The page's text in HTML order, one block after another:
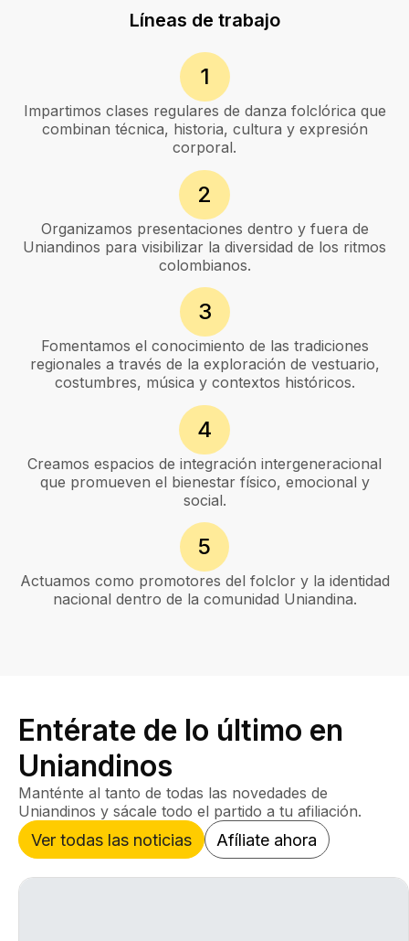
Líneas de trabajo
1
Impartimos clases regulares de danza folclórica que
combinan técnica, historia, cultura y expresión
corporal.
2
Organizamos presentaciones dentro y fuera de
Uniandinos para visibilizar la diversidad de los ritmos
colombianos.
3
Fomentamos el conocimiento de las tradiciones
regionales a través de la exploración de vestuario,
costumbres, música y contextos históricos.
4
Creamos espacios de integración intergeneracional
que promueven el bienestar físico, emocional y
social.
5
Actuamos como promotores del folclor y la identidad
nacional dentro de la comunidad Uniandina.
Entérate de lo último en
Uniandinos
Manténte al tanto de todas las novedades de
Uniandinos y sácale todo el partido a tu afiliación.
Ver todas las noticias Afíliate ahora